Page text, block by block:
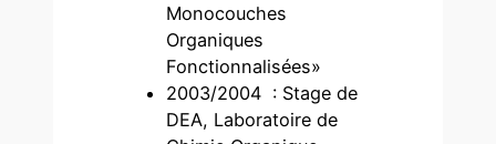
Monocouches
Organiques
Fonctionnalisées»
2003/2004 : Stage de
DEA, Laboratoire de